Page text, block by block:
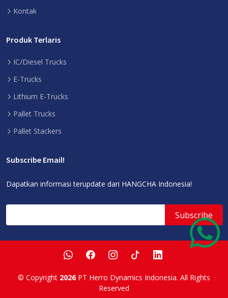
Kontak
Produk Terlaris
IC/Diesel Trucks
E-Trucks
Lithium E-Trucks
Pallet Trucks
Pallet Stackers
Subscribe Email!
Dapatkan informasi terupdate dari HANGCHA Indonesia!
© Copyright 2026PT Herro Dynamics Indonesia. All Rights
Reserved